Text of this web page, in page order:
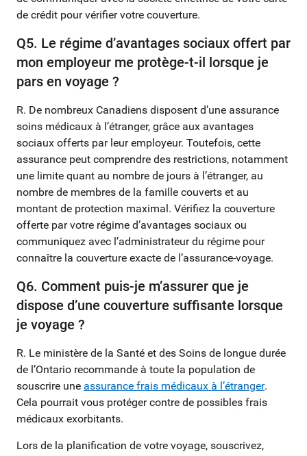
de crédit pour vérifier votre couverture.
Q5. Le régime d’avantages sociaux offert par
mon employeur me protège-t-il lorsque je
pars en voyage ?
R. De nombreux Canadiens disposent d’une assurance
soins médicaux à l’étranger, grâce aux avantages
sociaux offerts par leur employeur. Toutefois, cette
assurance peut comprendre des restrictions, notamment
une limite quant au nombre de jours à l’étranger, au
nombre de membres de la famille couverts et au
montant de protection maximal. Vérifiez la couverture
offerte par votre régime d’avantages sociaux ou
communiquez avec l’administrateur du régime pour
connaître la couverture exacte de l’assurance-voyage.
Q6. Comment puis-je m’assurer que je
dispose d’une couverture suffisante lorsque
je voyage ?
R. Le ministère de la Santé et des Soins de longue durée
de l’Ontario recommande à toute la population de
souscrire une assurance frais médicaux à l’étranger.
Cela pourrait vous protéger contre de possibles frais
médicaux exorbitants.
Lors de la planification de votre voyage, souscrivez,